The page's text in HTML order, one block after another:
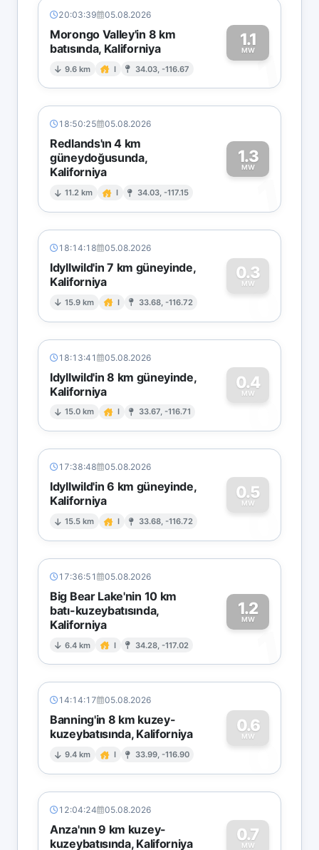
20:03:39 05.08.2026
Morongo Valley'in 8 km
batısında, Kaliforniya
9.6 km I 34.03, -116.67
1.1
MW1
18:50:25 05.08.2026
Redlands'ın 4 km
güneydoğusunda,
Kaliforniya
11.2 km I 34.03, -117.15
1.3
MW
1
18:14:18 05.08.2026
Idyllwild'in 7 km güneyinde,
Kaliforniya
15.9 km I 33.68, -116.72
0.3
MW
0
18:13:41 05.08.2026
Idyllwild'in 8 km güneyinde,
Kaliforniya
15.0 km I 33.67, -116.71
0.4
MW
0
17:38:48 05.08.2026
Idyllwild'in 6 km güneyinde,
Kaliforniya
15.5 km I 33.68, -116.72
0.5
MW
0
17:36:51 05.08.2026
Big Bear Lake'nin 10 km
batı-kuzeybatısında,
Kaliforniya
6.4 km I 34.28, -117.02
1.2
MW
1
14:14:17 05.08.2026
Banning'in 8 km kuzey-
kuzeybatısında, Kaliforniya
9.4 km I 33.99, -116.90
0.6
MW
0
12:04:24 05.08.2026
Anza'nın 9 km kuzey-
kuzeybatısında, Kaliforniya
0.7
MW